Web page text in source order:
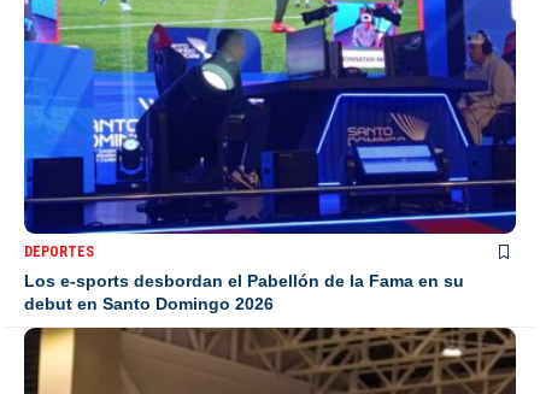
DEPORTES
Los e-sports desbordan el Pabellón de la Fama en su
debut en Santo Domingo 2026